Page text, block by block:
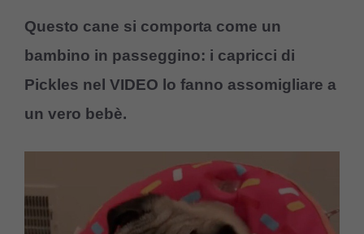
Questo cane si comporta come un
bambino in passeggino: i capricci di
Pickles nel VIDEO lo fanno assomigliare a
un vero bebè.